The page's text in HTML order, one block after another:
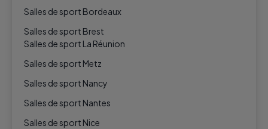
Salles de sport Bordeaux
Salles de sport Brest
Salles de sport La Réunion
Salles de sport Metz
Salles de sport Nancy
Salles de sport Nantes
Salles de sport Nice